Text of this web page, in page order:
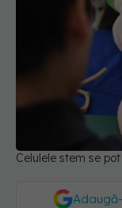
Celulele stem se